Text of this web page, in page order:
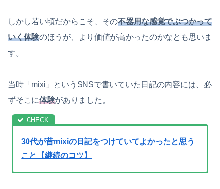
しかし若い頃だからこそ、その不器用な感覚でぶつかって
いく体験のほうが、より価値が高かったのかなとも思いま
す。
当時「mixi」というSNSで書いていた日記の内容には、必
ずそこに体験がありました。
30代が昔mixiの日記をつけていてよかったと思う
こと【継続のコツ】